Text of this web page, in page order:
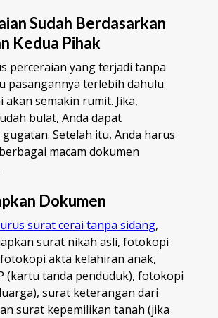
Sudah Berdasarkan
Kedua Pihak
perceraian yang terjadi tanpa
pasangannya terlebih dahulu.
akan semakin rumit. Jika,
bulat, Anda dapat
Setelah itu, Anda harus
macam dokumen
Dokumen
surat cerai tanpa sidang,
surat nikah asli, fotokopi
akta kelahiran anak,
(kartu tanda penduduk), fotokopi
surat keterangan dari
surat kepemilikan tanah (jika